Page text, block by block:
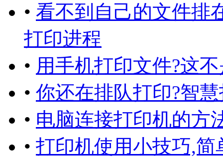
• 看不到自己的文件排
打印进程
• 用手机打印文件?这
• 你还在排队打印?智
• 电脑连接打印机的方
• 打印机使用小技巧,简